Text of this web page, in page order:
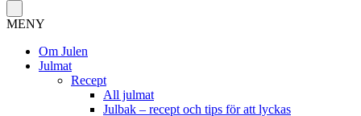
MENY
Om Julen
Julmat
Recept
All julmat
Julbak – recept och tips för att lyckas